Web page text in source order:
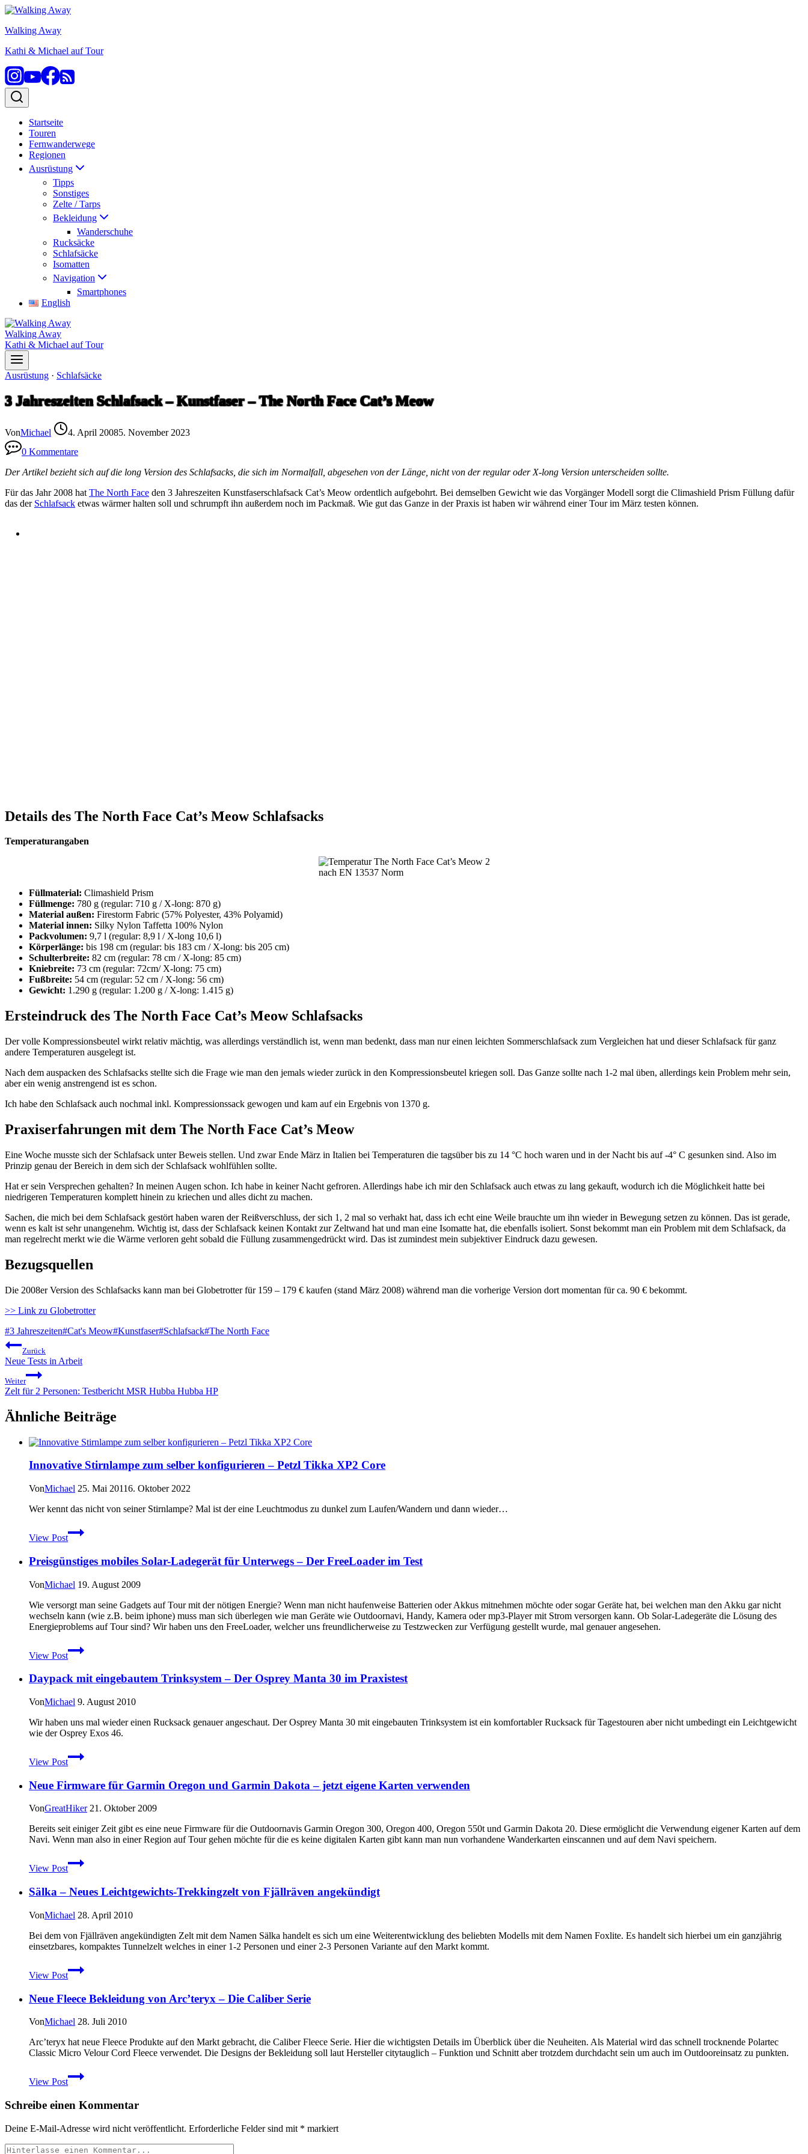
Zum
springen
Walking Away
Kathi & Michael auf Tour
Startseite
Touren
Fernwanderwege
Regionen
Ausrüstung
Tipps
Sonstiges
Zelte / Tarps
Bekleidung
Wanderschuhe
Rucksäcke
Schlafsäcke
Isomatten
Navigation
Smartphones
English
Walking Away
Kathi & Michael auf Tour
Ausrüstung · Schlafsäcke
3 Jahreszeiten Schlafsack – Kunstfaser – The North Face Cat’s Meow
VonMichael 4. April 20085. November 2023
0 Kommentare
Der Artikel bezieht sich auf die long Version des Schlafsacks, die sich im Normalfall, abgesehen von der Länge, nicht von der regular oder X-long Version unterscheiden sollte.
Für das Jahr 2008 hat The North Face den 3 Jahreszeiten Kunstfaserschlafsack Cat’s Meow ordentlich aufgebohrt. Bei demselben Gewicht wie das Vorgänger Modell sorgt die Climashield Prism Füllung dafür
das der Schlafsack etwas wärmer halten soll und schrumpft ihn außerdem noch im Packmaß. Wie gut das Ganze in der Praxis ist haben wir während einer Tour im März testen können.
Details des The North Face Cat’s Meow Schlafsacks
Temperaturangaben
nach EN 13537 Norm
Füllmaterial: Climashield Prism
Füllmenge: 780 g (regular: 710 g / X-long: 870 g)
Material außen: Firestorm Fabric (57% Polyester, 43% Polyamid)
Material innen: Silky Nylon Taffetta 100% Nylon
Packvolumen: 9,7 l (regular: 8,9 l / X-long 10,6 l)
Körperlänge: bis 198 cm (regular: bis 183 cm / X-long: bis 205 cm)
Schulterbreite: 82 cm (regular: 78 cm / X-long: 85 cm)
Kniebreite: 73 cm (regular: 72cm/ X-long: 75 cm)
Fußbreite: 54 cm (regular: 52 cm / X-long: 56 cm)
Gewicht: 1.290 g (regular: 1.200 g / X-long: 1.415 g)
Ersteindruckdes The North Face Cat’s Meow Schlafsacks
Der volle Kompressionsbeutel wirkt relativ mächtig, was allerdings verständlich ist, wenn man bedenkt, dass man nur einen leichten Sommerschlafsack zum Vergleichen hat und dieser Schlafsack für ganz
andere Temperaturen ausgelegt ist.
Nach dem auspacken des Schlafsacks stellte sich die Frage wie man den jemals wieder zurück in den Kompressionsbeutel kriegen soll. Das Ganze sollte nach 1-2 mal üben, allerdings kein Problem mehr sein,
aber ein wenig anstrengend ist es schon.
Ich habe den Schlafsack auch nochmal inkl. Kompressionssack gewogen und kam auf ein Ergebnis von 1370 g.
Praxiserfahrungen mit dem The North Face Cat’s Meow
Eine Woche musste sich der Schlafsack unter Beweis stellen. Und zwar Ende März in Italien bei Temperaturen die tagsüber bis zu 14 °C hoch waren und in der Nacht bis auf -4° C gesunken sind. Also im
Prinzip genau der Bereich in dem sich der Schlafsack wohlfühlen sollte.
Hat er sein Versprechen gehalten? In meinen Augen schon. Ich habe in keiner Nacht gefroren. Allerdings habe ich mir den Schlafsack auch etwas zu lang gekauft, wodurch ich die Möglichkeit hatte bei
niedrigeren Temperaturen komplett hinein zu kriechen und alles dicht zu machen.
Sachen, die mich bei dem Schlafsack gestört haben waren der Reißverschluss, der sich 1, 2 mal so verhakt hat, dass ich echt eine Weile brauchte um ihn wieder in Bewegung setzen zu können. Das ist gerade,
wenn es kalt ist sehr unangenehm. Wichtig ist, dass der Schlafsack keinen Kontakt zur Zeltwand hat und man eine Isomatte hat, die ebenfalls isoliert. Sonst bekommt man ein Problem mit dem Schlafsack, da
man regelrecht merkt wie die Wärme verloren geht sobald die Füllung zusammengedrückt wird. Das ist zumindest mein subjektiver Eindruck dazu gewesen.
Bezugsquellen
Die 2008er Version des Schlafsacks kann man bei Globetrotter für 159 – 179 € kaufen (stand März 2008) während man die vorherige Version dort momentan für ca. 90 € bekommt.
>> Link zu Globetrotter
Schlagworte:
#3 Jahreszeiten#Cat's Meow#Kunstfaser#Schlafsack#The North Face
Beitragsnavigation
Zurück
Neue Tests in Arbeit
Weiter
Zelt für 2 Personen: Testbericht MSR Hubba Hubba HP
Ähnliche Beiträge
Innovative Stirnlampe zum selber konfigurieren – Petzl Tikka XP2 Core
VonMichael 25. Mai 20116. Oktober 2022
Wer kennt das nicht von seiner Stirnlampe? Mal ist der eine Leuchtmodus zu dunkel zum Laufen/Wandern und dann wieder…
View Post
Innovative
Stirnlampe
selber
–
Tikka
XP2
Core
Preisgünstiges mobiles Solar-Ladegerät für Unterwegs – Der FreeLoader im Test
VonMichael 19. August 2009
Wie versorgt man seine Gadgets auf Tour mit der nötigen Energie? Wenn man nicht haufenweise Batterien oder Akkus mitnehmen möchte oder sogar Geräte hat, bei welchen man den Akku gar nicht
wechseln kann (wie z.B. beim iphone) muss man sich überlegen wie man Geräte wie Outdoornavi, Handy, Kamera oder mp3-Player mit Strom versorgen kann. Ob Solar-Ladegeräte die Lösung des
Energieproblems auf Tour sind? Wir haben uns den FreeLoader, welcher uns freundlicherweise zu Testzwecken zur Verfügung gestellt wurde, mal genauer angesehen.
View Post
Preisgünstiges
mobiles
Ladegerät
Unterwegs
Der
FreeLoader
Test
Daypack mit eingebautem Trinksystem – Der Osprey Manta 30 im Praxistest
VonMichael 9. August 2010
Wir haben uns mal wieder einen Rucksack genauer angeschaut. Der Osprey Manta 30 mit eingebauten Trinksystem ist ein komfortabler Rucksack für Tagestouren aber nicht umbedingt ein Leichtgewicht
wie der Osprey Exos 46.
View Post
Daypack
mit
Trinksystem
Der
Manta
30
Praxistest
Neue Firmware für Garmin Oregon und Garmin Dakota – jetzt eigene Karten verwenden
VonGreatHiker 21. Oktober 2009
Bereits seit einiger Zeit gibt es eine neue Firmware für die Outdoornavis Garmin Oregon 300, Oregon 400, Oregon 550t und Garmin Dakota 20. Diese ermöglicht die Verwendung eigener Karten auf dem
Navi. Wenn man also in einer Region auf Tour gehen möchte für die es keine digitalen Karten gibt kann man nun vorhandene Wanderkarten einscannen und auf dem Navi speichern.
View Post
Neue
Firmware
Garmin
und
Dakota
–
eigene
Karten
Sälka – Neues Leichtgewichts-Trekkingzelt von Fjällräven angekündigt
VonMichael 28. April 2010
Bei dem von Fjällräven angekündigten Zelt mit dem Namen Sälka handelt es sich um eine Weiterentwicklung des beliebten Modells mit dem Namen Foxlite. Es handelt sich hierbei um ein ganzjährig
einsetzbares, kompaktes Tunnelzelt welches in einer 1-2 Personen und einer 2-3 Personen Variante auf den Markt kommt.
View Post
Sälka
–
Leichtgewichts-
von
angekündigt
Neue Fleece Bekleidung von Arc’teryx – Die Caliber Serie
VonMichael 28. Juli 2010
Arc’teryx hat neue Fleece Produkte auf den Markt gebracht, die Caliber Fleece Serie. Hier die wichtigsten Details im Überblick über die Neuheiten. Als Material wird das schnell trocknende Polartec
Classic Micro Velour Cord Fleece verwendet. Die Designs der Bekleidung soll laut Hersteller citytauglich – Funktion und Schnitt aber trotzdem durchdacht sein um auch im Outdooreinsatz zu punkten.
View Post
Neue
Fleece
von
–
Caliber
Schreibe einen Kommentar
Deine E-Mail-Adresse wird nicht veröffentlicht. Erforderliche Felder sind mit * markiert